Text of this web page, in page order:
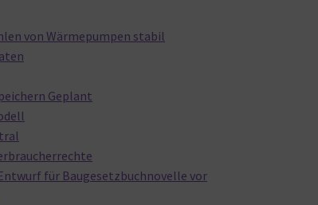
von Wärmepumpen stabil
Geplant
für Baugesetzbuchnovelle vor